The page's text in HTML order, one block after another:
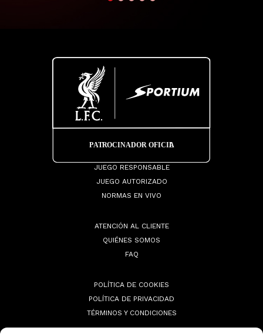
JUEGO RESPONSABLE
JUEGO AUTORIZADO
NORMAS EN VIVO
ATENCIÓN AL CLIENTE
QUIÉNES SOMOS
FAQ
POLÍTICA DE COOKIES
POLÍTICA DE PRIVACIDAD
TÉRMINOS Y CONDICIONES